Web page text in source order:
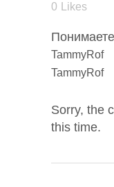
0
Likes
TammyRof
TammyRof
Sorry, the
this time.